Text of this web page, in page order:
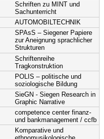
Schriften zu MINT und
Sachunterricht
AUTOMOBILTECHNIK
SPAsS – Siegener Papiere
zur Aneignung sprachlicher
Strukturen
Schriftenreihe
Tragkonstruktion
POLIS – politische und
soziologische Bildung
SieGN - Siegen Research in
Graphic Narrative
competence center finanz-
und bankmanagement / ccfb
Komparative und